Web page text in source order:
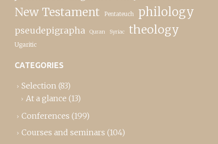
New Testament Pentateuch philology
pseudepigrapha Quran Syriac theology
Ugaritic
CATEGORIES
Selection (83)
At a glance (13)
Conferences (199)
Courses and seminars (104)